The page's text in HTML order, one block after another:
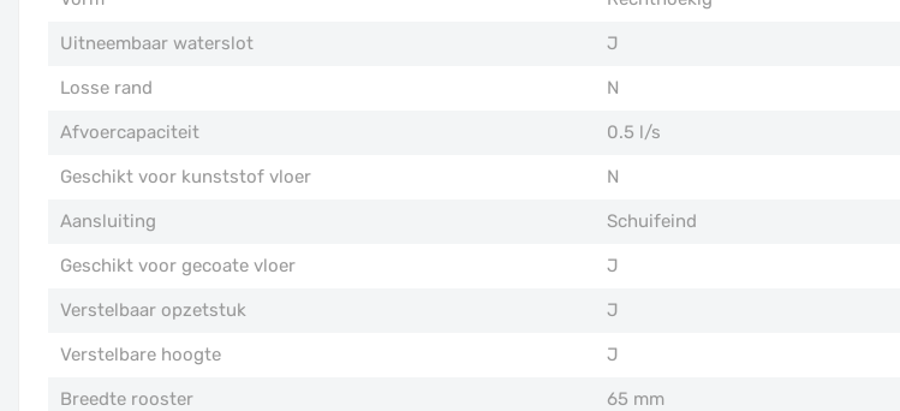
Uitneembaar waterslot J
Losse rand N
Afvoercapaciteit 0.5 l/s
Geschikt voor kunststof vloer N
Aansluiting Schuifeind
Geschikt voor gecoate vloer J
Verstelbaar opzetstuk J
Verstelbare hoogte J
Breedte rooster 65 mm